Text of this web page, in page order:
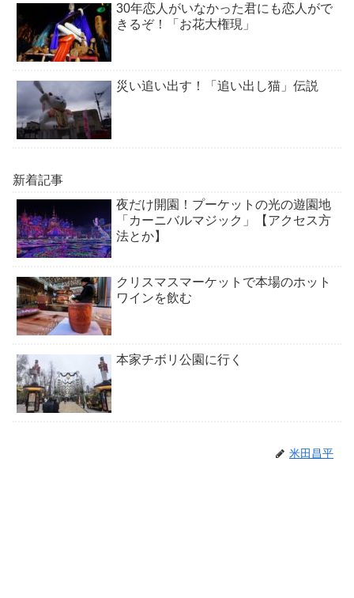
30年恋人がいなかった君にも恋人がで
きるぞ！「お花大権現」
災い追い出す！「追い出し猫」伝説
新着記事
夜だけ開園！プーケットの光の遊園地
「カーニバルマジック」【アクセス方
法とか】
クリスマスマーケットで本場のホット
ワインを飲む
本家チボリ公園に行く
米田昌平